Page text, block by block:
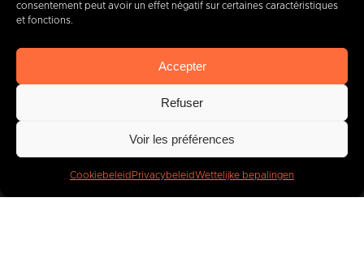
consentement peut avoir un effet négatif sur certaines caractéristiques
et fonctions.
Accepter
Refuser
Voir les préférences
Cookiebeleid PrivacybeleidWettelijke bepalingen
Vandaag, partnervan
400bedrijven.